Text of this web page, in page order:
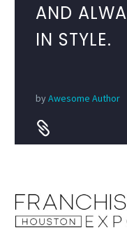
AND
IN STYLE.
byAwesome Author

